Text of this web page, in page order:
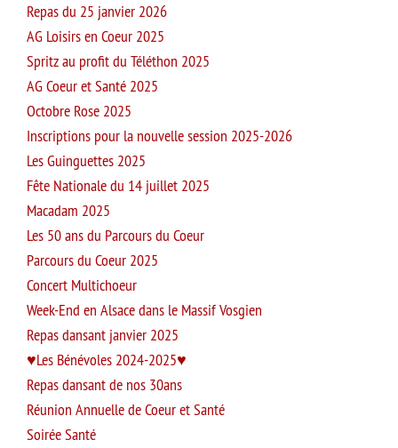
Repas du 25 janvier 2026
AG Loisirs en Coeur 2025
Spritz au profit du Téléthon 2025
AG Coeur et Santé 2025
Octobre Rose 2025
Inscriptions pour la nouvelle session 2025-2026
Les Guinguettes 2025
Fête Nationale du 14 juillet 2025
Macadam 2025
Les 50 ans du Parcours du Coeur
Parcours du Coeur 2025
Concert Multichoeur
Week-End en Alsace dans le Massif Vosgien
Repas dansant janvier 2025
Les Bénévoles 2024-2025
Repas dansant de nos 30ans
Réunion Annuelle de Coeur et Santé
Soirée Santé